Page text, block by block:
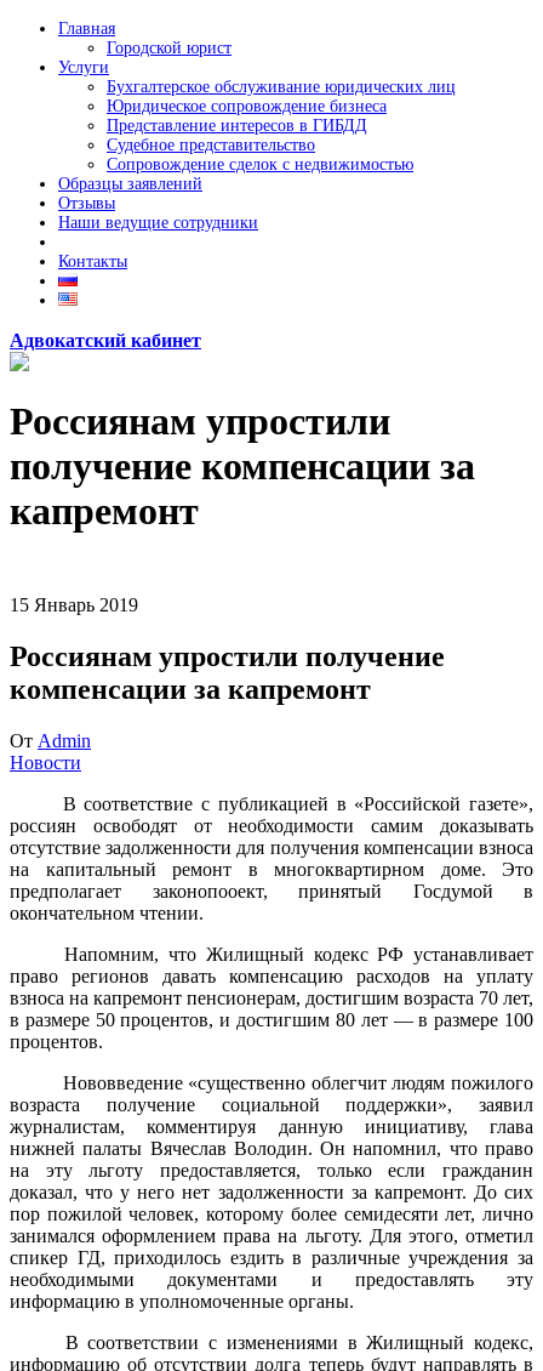
Главная
Городской юрист
Услуги
Бухгалтерское обслуживание юридических лиц
Юридическое сопровождение бизнеса
Представление интересов в ГИБДД
Судебное представительство
Сопровождение сделок с недвижимостью
Образцы заявлений
Отзывы
Наши ведущие сотрудники
Контакты
Адвокатский кабинет
Россиянам упростили
получение компенсации за
капремонт
15 Январь 2019
Россиянам упростили получение
компенсации за капремонт
От Admin
Новости
В соответствие с публикацией в «Российской газете»,
россиян освободят от необходимости самим доказывать
отсутствие задолженности для получения компенсации взноса
на капитальный ремонт в многоквартирном доме. Это
предполагает законопооект, принятый Госдумой в
окончательном чтении.
Напомним, что Жилищный кодекс РФ устанавливает
право регионов давать компенсацию расходов на уплату
взноса на капремонт пенсионерам, достигшим возраста 70 лет,
в размере 50 процентов, и достигшим 80 лет — в размере 100
процентов.
Нововведение «существенно облегчит людям пожилого
возраста получение социальной поддержки», заявил
журналистам, комментируя данную инициативу, глава
нижней палаты Вячеслав Володин. Он напомнил, что право
на эту льготу предоставляется, только если гражданин
доказал, что у него нет задолженности за капремонт. До сих
пор пожилой человек, которому более семидесяти лет, лично
занимался оформлением права на льготу. Для этого, отметил
спикер ГД, приходилось ездить в различные учреждения за
необходимыми документами и предоставлять эту
информацию в уполномоченные органы.
В соответствии с изменениями в Жилищный кодекс,
информацию об отсутствии долга теперь будут направлять в